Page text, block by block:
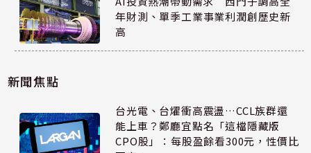
年財測、單季工業事業利潤創歷史新
高
新聞焦點
台光電、台燿衝高震盪…CCL族群還
能上車？鄭廳宜點名「這檔隱藏版
CPO股」：每股盈餘看300元，性價比